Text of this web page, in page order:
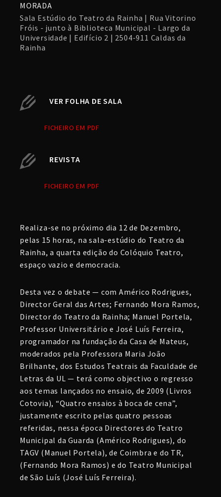
MORADA
Sala Estúdio do Teatro da Rainha | Rua Vitorino
Fróis - junto à Biblioteca Municipal - Largo da
Universidade | Edifício 2 | 2504-911 Caldas da
Rainha
VER FOLHA DE SALA
FICHEIRO EM PDF
REVISTA
FICHEIRO EM PDF
Realiza-se no próximo dia 12 de Dezembro,
pelas 15 horas, na sala-estúdio do Teatro da
Rainha, a quarta edição do Colóquio Teatro,
espaço vazio e democracia.
Desta vez o debate — com Américo Rodrigues,
Director Geral das Artes; Fernando Mora Ramos,
Director do Teatro da Rainha; Manuel Portela,
Professor Universitário e José Luís Ferreira,
programador na fundação da Casa de Mateus,
moderados pela Professora Maria João
Brilhante, dos Estudos Teatrais da Faculdade de
Letras da UL — terá como objectivo o regresso
aos temas lançados no ensaio, de 2009 (Livros
Cotovia), “Quatro ensaios à boca de cena”,
justamente escrito pelas quatro pessoas
referidas, nessa época Directores do Teatro
Municipal da Guarda (Américo Rodrigues), do
TAGV (Manuel Portela), de Coimbra e do TR,
(Fernando Mora Ramos) e do Teatro Municipal
de São Luís (José Luís Ferreira).